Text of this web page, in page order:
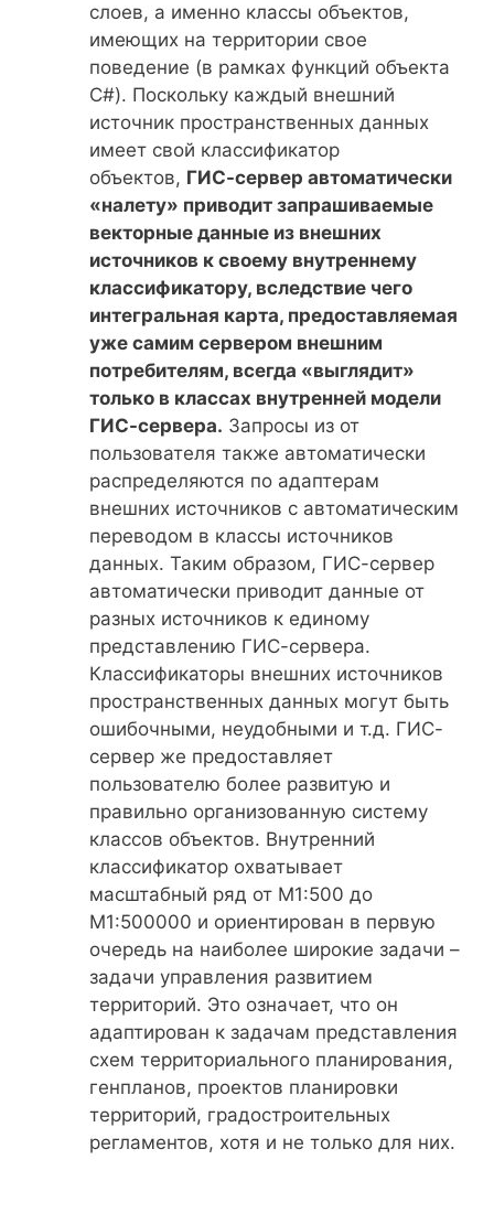
слоев, а именно классы объектов,
имеющих на территории свое
поведение (в рамках функций объекта
C#). Поскольку каждый внешний
источник пространственных данных
имеет свой классификатор
объектов, ГИС-сервер автоматически
«налету» приводит запрашиваемые
векторные данные из внешних
источников к своему внутреннему
классификатору, вследствие чего
интегральная карта, предоставляемая
уже самим сервером внешним
потребителям, всегда «выглядит»
только в классах внутренней модели
ГИС-сервера. Запросы из от
пользователя также автоматически
распределяются по адаптерам
внешних источников с автоматическим
переводом в классы источников
данных. Таким образом, ГИС-сервер
автоматически приводит данные от
разных источников к единому
представлению ГИС-сервера.
Классификаторы внешних источников
пространственных данных могут быть
ошибочными, неудобными и т.д. ГИС-
сервер же предоставляет
пользователю более развитую и
правильно организованную систему
классов объектов. Внутренний
классификатор охватывает
масштабный ряд от М1:500 до
М1:500000 и ориентирован в первую
очередь на наиболее широкие задачи –
задачи управления развитием
территорий. Это означает, что он
адаптирован к задачам представления
схем территориального планирования,
генпланов, проектов планировки
территорий, градостроительных
регламентов, хотя и не только для них.